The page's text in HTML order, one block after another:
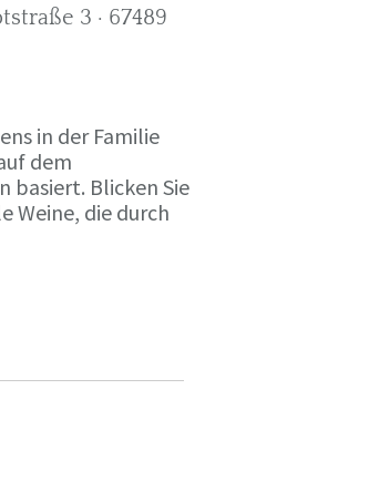
3 · 67489
in der Familie
dem
basiert. Blicken Sie
Weine, die durch